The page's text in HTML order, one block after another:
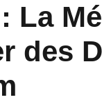
La
des